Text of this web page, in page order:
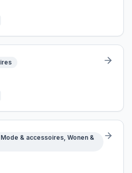
& accessoires, Wonen &